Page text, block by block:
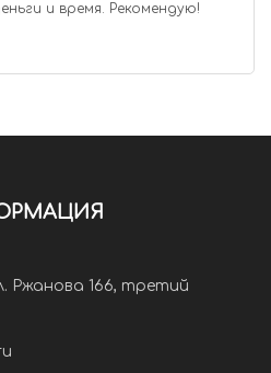
сэкономило деньги и время. Рекомендую!
Ржанова 166, третий